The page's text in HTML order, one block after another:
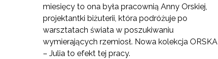
miesięcy to ona była pracownią Anny Orskiej,
projektantki biżuterii, która podróżuje po
warsztatach świata w poszukiwaniu
wymierających rzemiosł. Nowa kolekcja ORSKA
– Julia to efekt tej pracy.